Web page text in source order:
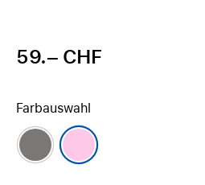
59.– CHF
Farbauswahl